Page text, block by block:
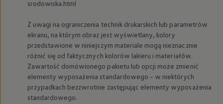
Dla przyszłych użytkowników Volkswagena
Sezonowe usługi serwisowe
Korzyści autoryzowanego serwisowania
Informacje dla warsztatów
Świat Volkswagena
Volkswagen Magazine
Lifestyle
Eksploatacja
Samochody hybrydowe
SUV-y
srodowiska.html
Z uwagi na ograniczenia technik drukarskich lub parametrów
ekranu, na którym obraz jest wyświetlany, kolory
przedstawione w niniejszym materiale mogą nieznacznie
różnić się od faktycznych kolorów lakieru i materiałów.
Zawartość domówionego pakietu lub opcji może zmienić
elementy wyposażenia standardowego – w niektórych
przypadkach bezzwrotnie zastępując elementy wyposażenia
standardowego.